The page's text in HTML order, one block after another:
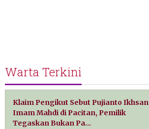
Warta Terkini
Klaim Pengikut Sebut Pujianto Ikhsan
Imam Mahdi di Pacitan, Pemilik
Tegaskan Bukan Pa…